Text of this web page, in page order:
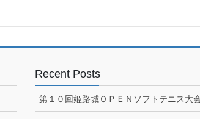
Recent Posts
第１０回姫路城ＯＰＥＮソフトテニス